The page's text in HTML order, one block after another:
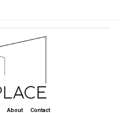
About Contact